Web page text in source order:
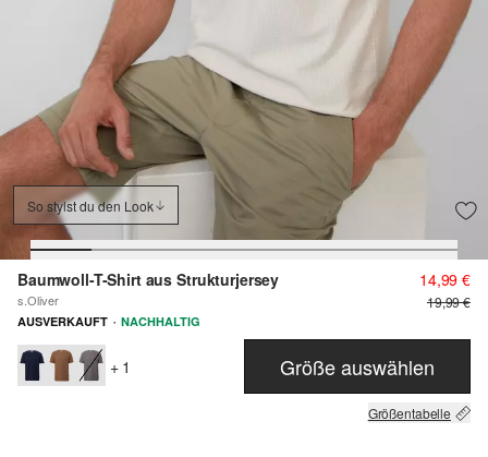
So stylst du den Look
Baumwoll-T-Shirt aus Strukturjersey
s.Oliver
14,99 €
19,99 €
AUSVERKAUFT · NACHHALTIG
+ 1 Größe auswählen
Größentabelle